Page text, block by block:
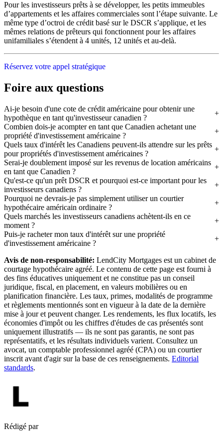
Pour les investisseurs prêts à se développer, les petits immeubles
d’appartements et les affaires commerciales sont l’étape suivante. Le
même type d’octroi de crédit basé sur le DSCR s’applique, et les
mêmes relations de prêteurs qui fonctionnent pour les affaires
unifamiliales s’étendent à 4 unités, 12 unités et au-delà.
Réservez votre appel stratégique
Foire aux questions
Ai-je besoin d'une cote de crédit américaine pour obtenir une
hypothèque en tant qu'investisseur canadien ?
Combien dois-je acompter en tant que Canadien achetant une
propriété d'investissement américaine ?
Quels taux d'intérêt les Canadiens peuvent-ils attendre sur les prêts
pour propriétés d'investissement américaines ?
Serai-je doublement imposé sur les revenus de location américains
en tant que Canadien ?
Qu'est-ce qu'un prêt DSCR et pourquoi est-ce important pour les
investisseurs canadiens ?
Pourquoi ne devrais-je pas simplement utiliser un courtier
hypothécaire américain ordinaire ?
Quels marchés les investisseurs canadiens achètent-ils en ce
moment ?
Puis-je racheter mon taux d'intérêt sur une propriété
d'investissement américaine ?
Avis de non-responsabilité: LendCity Mortgages est un cabinet de
courtage hypothécaire agréé. Le contenu de cette page est fourni à
des fins éducatives uniquement et ne constitue pas un conseil
juridique, fiscal, en placement, en valeurs mobilières ou en
planification financière. Les taux, primes, modalités de programme
et règlements mentionnés sont en vigueur à la date de la dernière
mise à jour et peuvent changer. Les rendements, les flux locatifs, les
économies d'impôt ou les chiffres d'études de cas présentés sont
uniquement illustratifs — ils ne sont pas garantis, ne sont pas
représentatifs, et les résultats individuels varient. Consultez un
avocat, un comptable professionnel agréé (CPA) ou un courtier
inscrit avant d'agir sur la base de ces renseignements. Editorial
standards.
Rédigé par